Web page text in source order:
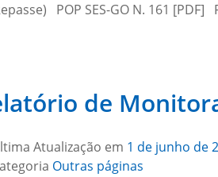
POP SES-GO N. 161
de
Atualização em 1 de junho de
Outras páginas